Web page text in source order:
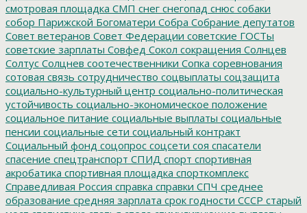
смотровая площадка СМП снег снегопад снюс собаки
собор Парижской Богоматери Собра Собрание депутатов
Совет ветеранов Совет Федерации советские ГОСТы
советские зарплаты Совфед Сокол сокращения Солнцев
Солтус Солцнев соотечественники Сопка соревнования
сотовая связь сотрудничество соцвыплаты соцзащита
социально-культурный центр социально-политическая
устойчивость социально-экономическое положение
социальное питание социальные выплаты социальные
пенсии социальные сети социальный контракт
Социальный фонд соцопрос соцсети соя спасатели
спасение спецтранспорт СПИД спорт спортивная
акробатика спортивная площадка спорткомплекс
Справедливая Россия справка справки СПЧ среднее
образование средняя зарплата срок годности СССР старый